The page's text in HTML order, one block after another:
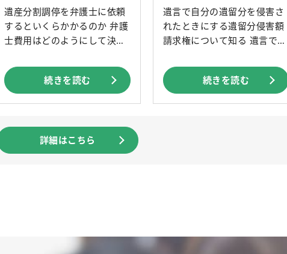
遺産分割調停を弁護士に依頼
するといくらかかるのか 弁護
士費用はどのようにして決
続きを読む
遺言で自分の遺留分を侵害さ
れたときにする遺留分侵害額
請求権について知る 遺言で
続きを読む
詳細はこちら